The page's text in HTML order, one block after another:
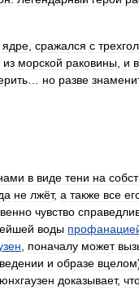
ядре сражался с
из морской раковины и в
но разве
в виде тени на
не лжёт, а также все
чувство
воды
поначалу может
и образе вцелом
доказывает,